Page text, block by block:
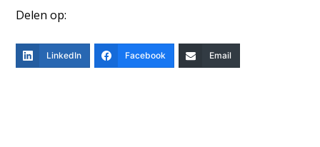
Delen op:
LinkedIn Facebook Email